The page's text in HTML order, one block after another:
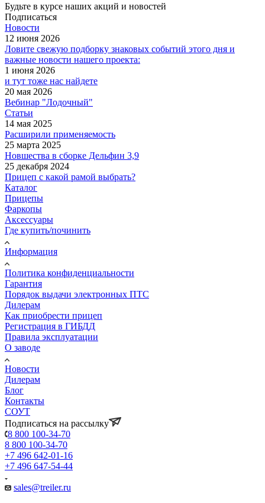
Будьте в курсе наших акций и новостей
Подписаться
Новости
12 июня 2026
Ловите свежую подборку знаковых событий этого дня и
важные новости нашего проекта:
1 июня 2026
и тут тоже нас найдете
20 мая 2026
Вебинар "Лодочный"
Статьи
14 мая 2025
Расширили применяемость
25 марта 2025
Новшества в сборке Дельфин 3,9
25 декабря 2024
Прицеп с какой рамой выбрать?
Каталог
Прицепы
Фаркопы
Аксессуары
Где купить/починить
Информация
Политика конфиденциальности
Гарантия
Порядок выдачи электронных ПТС
Дилерам
Как приобрести прицеп
Регистрация в ГИБДД
Правила эксплуатации
О заводе
Новости
Дилерам
Блог
Контакты
СОУТ
Подписаться на рассылку
8 800 100-34-70
8 800 100-34-70
+7 496 642-01-16
+7 496 647-54-44
sales@treiler.ru